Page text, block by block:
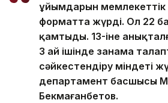
ұйымдарын мемлекеттік
форматта жүрді. Ол 22
қамтыды. 13-іне
3 ай ішінде заңнама
сәйкестендіру міндеті
департамент басшысы
Бекмағанбетов.